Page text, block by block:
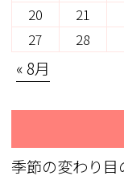
20
21
27
28
« 8月